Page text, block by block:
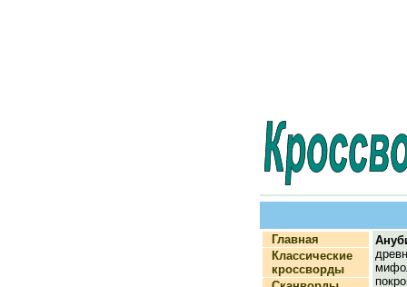
Главная
Классические
кроссворды